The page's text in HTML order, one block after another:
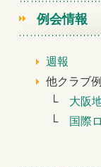
例会情報
週報
他クラブ
└ 大阪
└
国際